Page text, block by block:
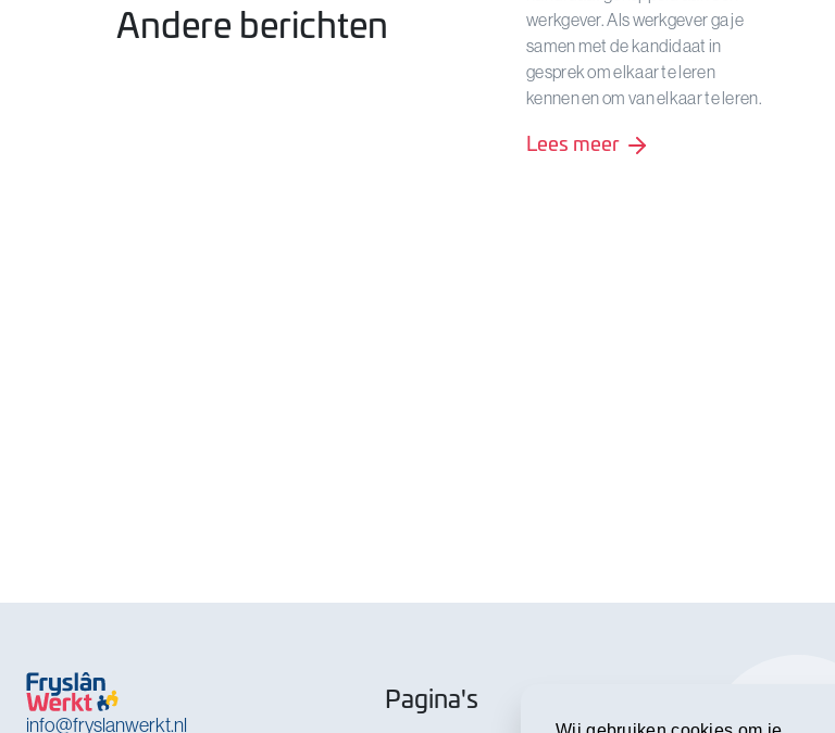
Andere berichten
werkgever. Als werkgever ga je
samen met de kandidaat in
gesprek om elkaar te leren
kennen en om van elkaar te leren.
Lees meer
info@fryslanwerkt.nl
Pagina's